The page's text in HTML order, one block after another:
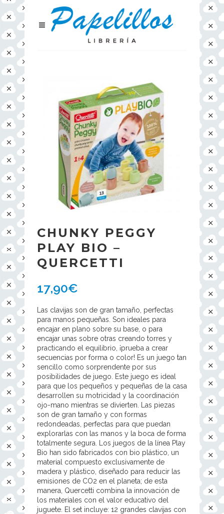
CHUNKY PEGGY
PLAY BIO –
QUERCETTI
17,90€
Las clavijas son de gran tamaño, perfectas
para manos pequeñas. Son ideales para
encajar en plano sobre su base, o para
encajar unas sobre otras creando torres y
practicando el equilibrio, ¡prueba a crear
secuencias por forma o color! Es un juego tan
sencillo como sorprendente por sus
posibilidades de juego. Este juego es ideal
para que los pequeños y pequeñas de la casa
desarrollen su motricidad y la coordinación
ojo-mano mientras se divierten. Las piezas
son de gran tamaño y con formas
redondeadas, perfectas para que puedan
explorarlas con las manos y la boca de forma
totalmente segura. Los juegos de la línea Play
Bio han sido fabricados con bio plástico, un
material compuesto exclusivamente de
madera y plástico, diseñado para reducir las
emisiones de CO2 en el planeta; de esta
manera, Quercetti combina la innovación de
los materiales con el valor educativo del
juguete. El set incluye: 12 grandes clavijas con